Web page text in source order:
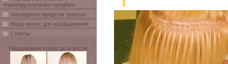
индивидуальными прядями
Накладные пряди на трессах
Виды волос для наращивания
Советы
Нарщивание волос до и после